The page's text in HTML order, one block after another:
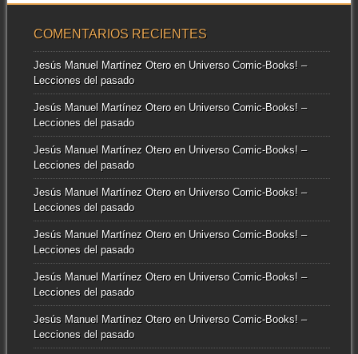
COMENTARIOS RECIENTES
Jesús Manuel Martínez Oteroen Universo Comic-Books! –
Lecciones del pasado
Jesús Manuel Martínez Oteroen Universo Comic-Books! –
Lecciones del pasado
Jesús Manuel Martínez Oteroen Universo Comic-Books! –
Lecciones del pasado
Jesús Manuel Martínez Oteroen Universo Comic-Books! –
Lecciones del pasado
Jesús Manuel Martínez Oteroen Universo Comic-Books! –
Lecciones del pasado
Jesús Manuel Martínez Oteroen Universo Comic-Books! –
Lecciones del pasado
Jesús Manuel Martínez Oteroen Universo Comic-Books! –
Lecciones del pasado